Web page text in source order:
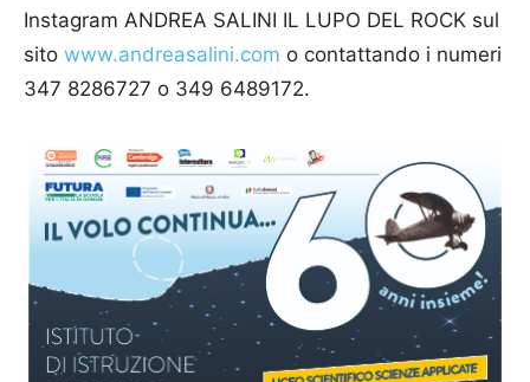
Instagram ANDREA SALINI IL LUPO DEL ROCK sul
sito www.andreasalini.com o contattando i numeri
347 8286727 o 349 6489172.